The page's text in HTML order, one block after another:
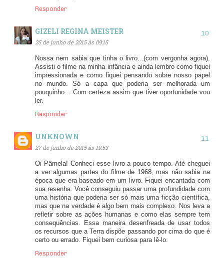
Responder
GIZELI REGINA MEISTER
25 de junho de 2015 às 09:15
Nossa nem sabia que tinha o livro...(com vergonha agora).
Assisti o filme na minha infância e ainda lembro como fiquei
impressionada e como fiquei pensando sobre nosso papel
no mundo. Só a capa que poderia ser melhorada um
pouquinho... Com certeza assim que tiver oportunidade vou
ler.
Responder
UNKNOWN
27 de junho de 2015 às 19:53
Oi Pâmela! Conheci esse livro a pouco tempo. Até cheguei
a ver algumas partes do filme de 1968, mas não sabia na
época que era baseado em um livro. Fiquei encantada com
sua resenha. Você conseguiu passar uma profundidade com
uma história que poderia ser só mais uma ficção científica,
mas que na verdade é algo bem mais complexo. Nos leva a
refletir sobre as ações humanas e como elas sempre tem
consequências. Essa maneira desenfreada de usar todos
os recursos que a Terra dispõe passando por cima do que é
certo ou errado. Fiquei bem curiosa para lê-lo.
Responder